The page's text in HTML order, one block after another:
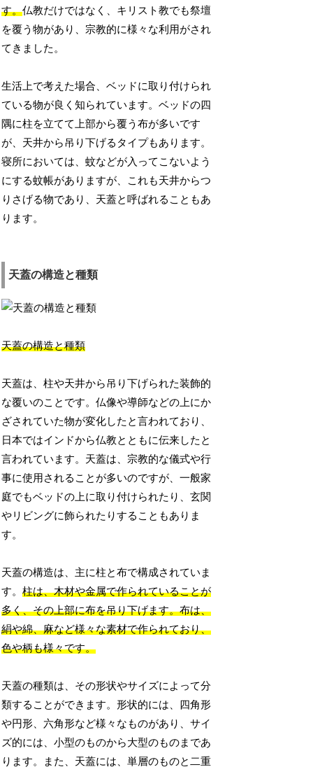
す。仏教だけではなく、キリスト教でも祭壇
を覆う物があり、宗教的に様々な利用がされ
てきました。
生活上で考えた場合、ベッドに取り付けられ
ている物が良く知られています。ベッドの四
隅に柱を立てて上部から覆う布が多いです
が、天井から吊り下げるタイプもあります。
寝所においては、蚊などが入ってこないよう
にする蚊帳がありますが、これも天井からつ
りさげる物であり、天蓋と呼ばれることもあ
ります。
天蓋の構造と種類
天蓋の構造と種類
天蓋は、柱や天井から吊り下げられた装飾的
な覆いのことです。仏像や導師などの上にか
ざされていた物が変化したと言われており、
日本ではインドから仏教とともに伝来したと
言われています。天蓋は、宗教的な儀式や行
事に使用されることが多いのですが、一般家
庭でもベッドの上に取り付けられたり、玄関
やリビングに飾られたりすることもありま
す。
天蓋の構造は、主に柱と布で構成されていま
す。柱は、木材や金属で作られていることが
多く、その上部に布を吊り下げます。布は、
絹や綿、麻など様々な素材で作られており、
色や柄も様々です。
天蓋の種類は、その形状やサイズによって分
類することができます。形状的には、四角形
や円形、六角形など様々なものがあり、サイ
ズ的には、小型のものから大型のものまであ
ります。また、天蓋には、単層のものと二重